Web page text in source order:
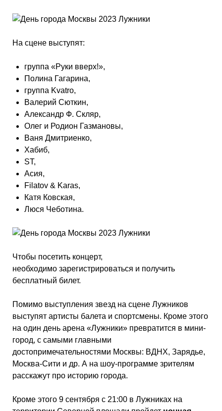
На сцене выступят:
группа «Руки вверх!»,
Полина Гагарина,
группа Kvatro,
Валерий Сюткин,
Александр Ф. Скляр,
Олег и Родион Газмановы,
Ваня Дмитриенко,
Хабиб,
ST,
Асия,
Filatov & Karas,
Катя Ковская,
Люся Чеботина.
Чтобы посетить концерт,
необходимо зарегистрироваться и получить
бесплатный билет.
Помимо выступления звезд на сцене Лужников
выступят артисты балета и спортсмены. Кроме этого
на один день арена «Лужники» превратится в мини-
город, с самыми главными
достопримечательностями Москвы: ВДНХ, Зарядье,
Москва-Сити и др. А на шоу-программе зрителям
расскажут про историю города.
Кроме этого 9 сентября с 21:00 в Лужниках на